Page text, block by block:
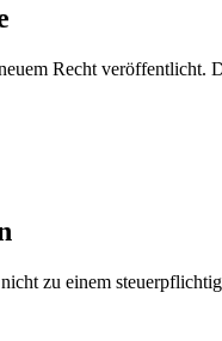
Recht veröffentlicht.
zu einem